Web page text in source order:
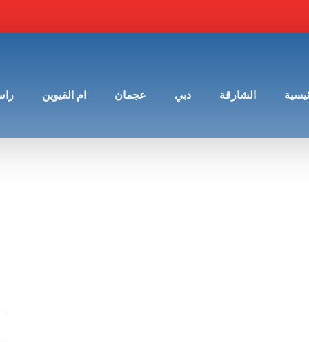
الشارقة دبي عجمان ام القيوين